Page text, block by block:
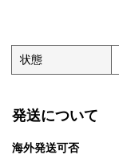
状態
発送について
海外発送可否